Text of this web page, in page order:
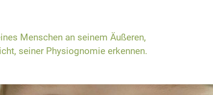
Menschen an seinem Äußeren,
seiner Physiognomie erkennen.